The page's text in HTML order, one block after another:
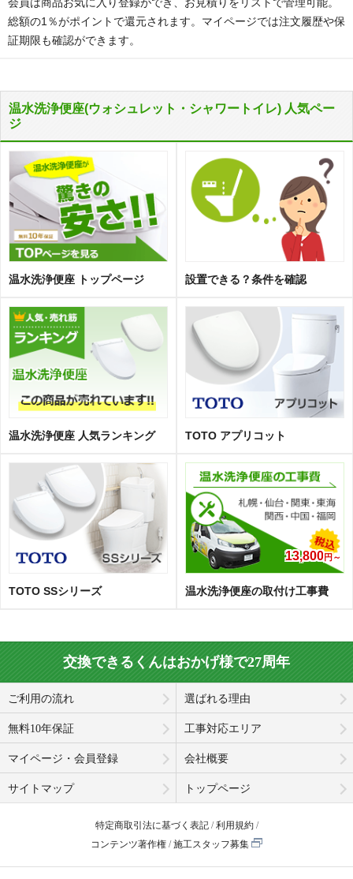
総額の1％がポイントで還元されます。マイページでは注文履歴や保
証期限も確認ができます。
温水洗浄便座(ウォシュレット・シャワートイレ) 人気ペー
ジ
温水洗浄便座 トップページ 設置できる？条件を確認
温水洗浄便座 人気ランキング TOTO アプリコット
TOTO SSシリーズ
13,800 円～
温水洗浄便座の取付け工事費
交換できるくんはおかげ様で27周年
ご利用の流れ 選ばれる理由
無料10年保証 工事対応エリア
マイページ・会員登録 会社概要
サイトマップ トップページ
特定商取引法に基づく表記
利用規約
コンテンツ著作権
施工スタッフ募集